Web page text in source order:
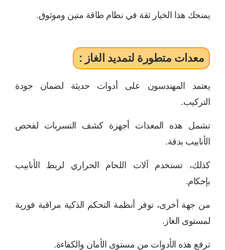
يمنحك هذا الخيار ثقة في نظام طاقة متين وموثوق.
معدات متطورة لتمديد الغاز :
يعتمد المهندسون على أدوات حديثة لضمان جودة
التركيب.
تشمل هذه المعدات أجهزة كشف التسربات لفحص
الأنابيب بدقة.
كذلك، تستخدم آلات اللحام الحراري لربط الأنابيب
بإحكام.
من جهة أخرى، توفر أنظمة التحكم الذكية مراقبة فورية
لمستوى الغاز.
ترفع هذه الأدوات من مستوى الأمان والكفاءة.